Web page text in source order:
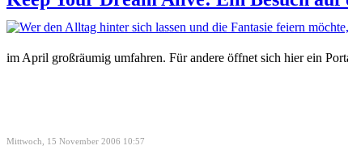
im April großräumig umfahren. Für andere öffnet sich hier ein
Mittwoch, 15 November 2006 10:57